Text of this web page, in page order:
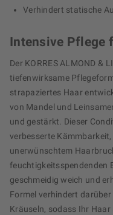
Verhindert statische
Intensive Pflege
Der KORRES ALMOND &
tiefenwirksame
strapaziertes Haar
von Mandel und
und gestärkt. Dieser
verbesserte
unerwünschtem
feuchtigkeitsspendenden
geschmeidig weich und
Formel verhindert
Kräuseln, sodass Ihr